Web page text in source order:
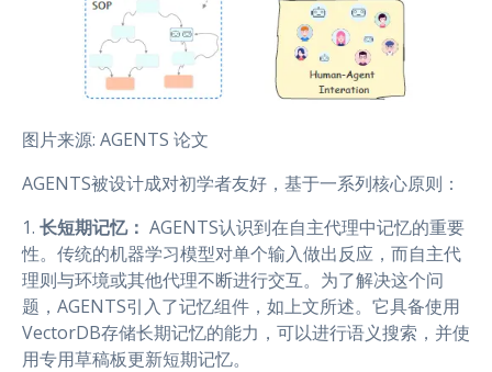
图片来源: AGENTS 论文
AGENTS被设计成对初学者友好，基于一系列核心原则：
1. 长短期记忆： AGENTS认识到在自主代理中记忆的重要
性。传统的机器学习模型对单个输入做出反应，而自主代
理则与环境或其他代理不断进行交互。为了解决这个问
题，AGENTS引入了记忆组件，如上文所述。它具备使用
VectorDB存储长期记忆的能力，可以进行语义搜索，并使
用专用草稿板更新短期记忆。